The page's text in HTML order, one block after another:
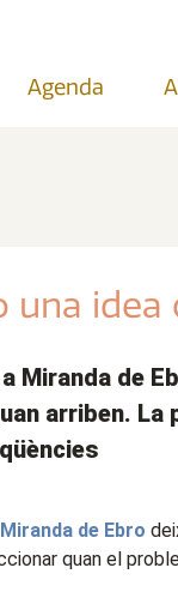
Agenda
Miranda de
arriben.
de Ebro
quan el